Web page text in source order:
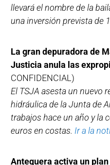
llevará el nombre de la
una inversión prevista de
La gran depuradora de
Justicia anula las
CONFIDENCIAL)
El TSJA asesta un nuevo
hidráulica de la Junta de
trabajos hace un año y la
euros en costas. Ir a la
Antequera activa un